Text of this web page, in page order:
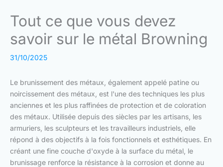
Tout ce que vous devez
savoir sur le métal Browning
31/10/2025
Le brunissement des métaux, également appelé patine ou
noircissement des métaux, est l'une des techniques les plus
anciennes et les plus raffinées de protection et de coloration
des métaux. Utilisée depuis des siècles par les artisans, les
armuriers, les sculpteurs et les travailleurs industriels, elle
répond à des objectifs à la fois fonctionnels et esthétiques. En
créant une fine couche d'oxyde à la surface du métal, le
brunissage renforce la résistance à la corrosion et donne au